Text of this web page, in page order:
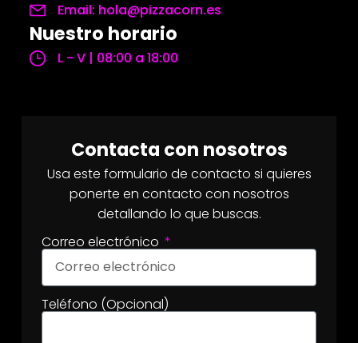
Email: hola@pizzacorn.es
Nuestro horario
L - V | 08:00 a 18:00
Contacta con nosotros
Usa este formulario de contacto si quieres
ponerte en contacto con nosotros
detallando lo que buscas.
Correo electrónico
Teléfono (Opcional)